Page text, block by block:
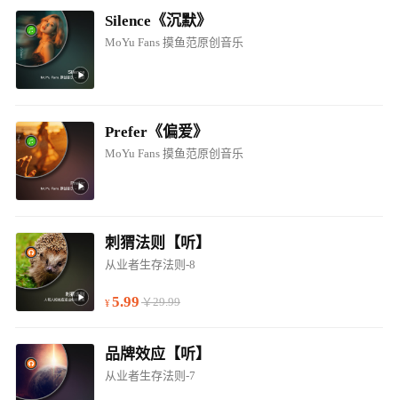
Silence《沉默》
MoYu Fans 摸鱼范原创音乐
Prefer《偏爱》
MoYu Fans 摸鱼范原创音乐
刺猬法则【听】
从业者生存法则-8
5.99 ￥29.99
品牌效应【听】
从业者生存法则-7